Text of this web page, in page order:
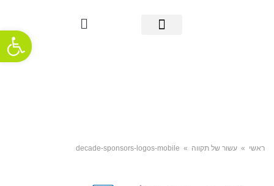
פתח
ראשי » עשור של תקווה »
decade-sponsors-logos-mobile